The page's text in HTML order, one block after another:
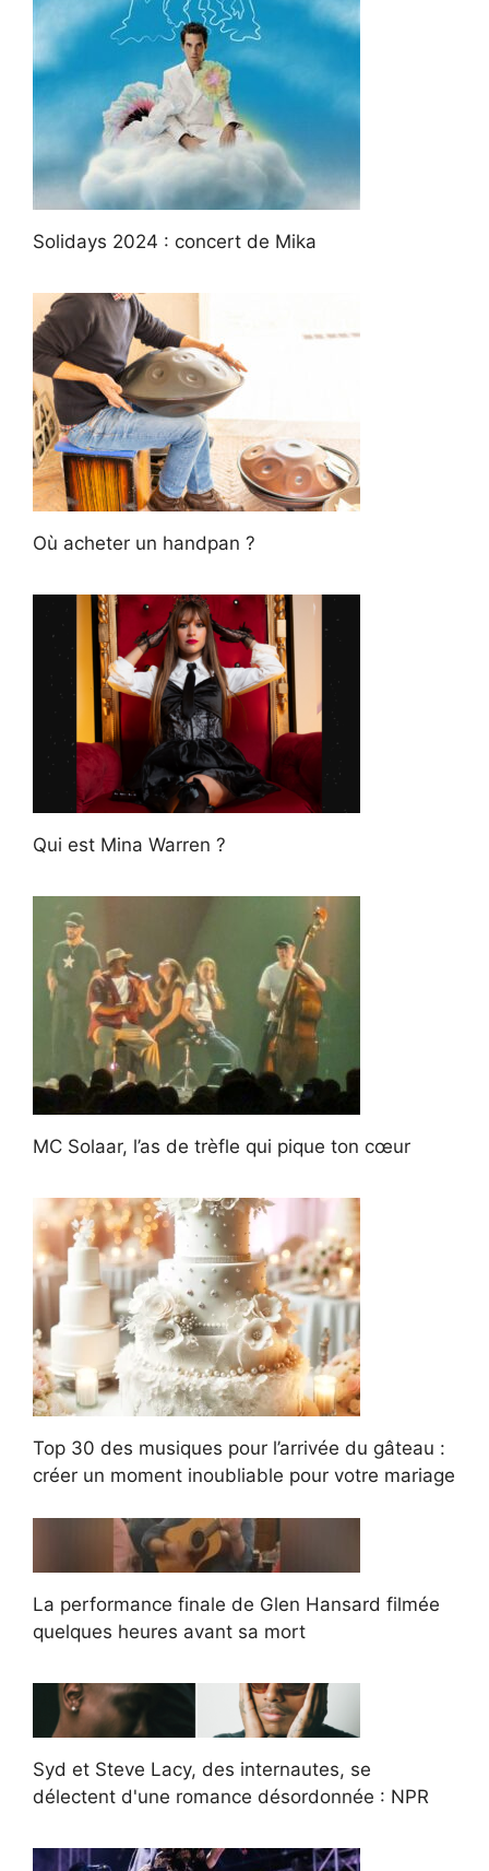
Solidays 2024 : concert de Mika
Où acheter un handpan ?
Qui est Mina Warren ?
MC Solaar, l’as de trèfle qui pique ton cœur
Top 30 des musiques pour l’arrivée du gâteau :
créer un moment inoubliable pour votre mariage
La performance finale de Glen Hansard filmée
quelques heures avant sa mort
Syd et Steve Lacy, des internautes, se
délectent d'une romance désordonnée : NPR